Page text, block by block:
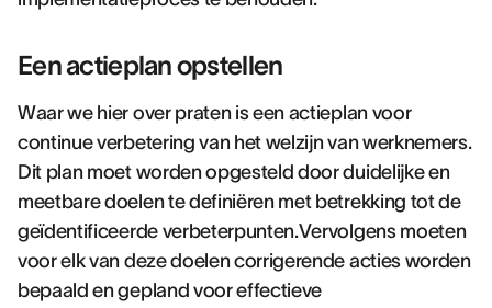
Een actieplan opstellen
Waar we hier over praten is een actieplan voor
continue verbetering van het welzijn van werknemers.
Dit plan moet worden opgesteld door duidelijke en
meetbare doelen te definiëren met betrekking tot de
geïdentificeerde verbeterpunten.Vervolgens moeten
voor elk van deze doelen corrigerende acties worden
bepaald en gepland voor effectieve